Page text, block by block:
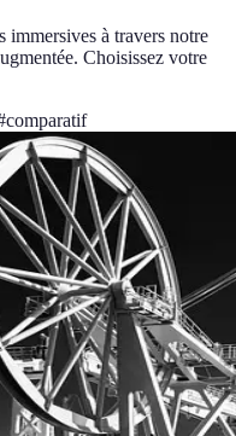
immersives à travers notre
Choisissez votre
comparatif